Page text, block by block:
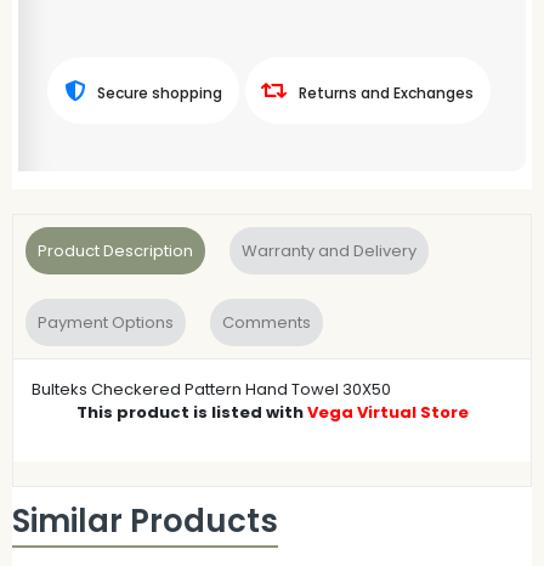
Secure shopping Returns and Exchanges
Product Description Warranty and Delivery
Payment Options Comments
Bulteks Checkered Pattern Hand Towel 30X50
This product is listed withVega Virtual Store
Similar Products